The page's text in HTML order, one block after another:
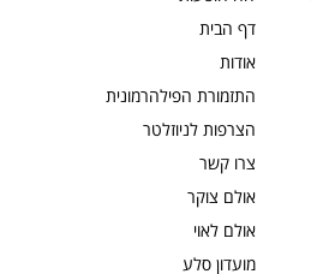
דף הבית
אודות
התזמורת הפילהרמונית
הצרפות לניוזלטר
צרו קשר
אולם צוקר
אולם לאוי
מועדון סלע